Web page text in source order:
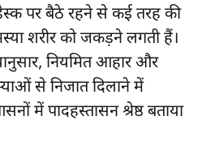
पर बैठे रहने से कई तरह की
शरीर को जकड़ने लगती हैं।
नियमित आहार और
से निजात दिलाने में
में पादहस्तासन श्रेष्ठ बताया